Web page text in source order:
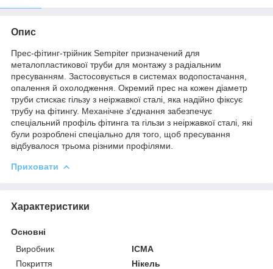
Опис
Прес-фітинг-трійник Sempiter призначений для
металопластикової труби для монтажу з радіальним
пресуванням. Застосовується в системах водопостачання,
опалення й охолодження. Окремий прес на кожен діаметр
труби стискає гільзу з неіржавкої сталі, яка надійно фіксує
трубу на фітингу. Механічне з'єднання забезпечує
спеціальний профіль фітинга та гільзи з неіржавкої сталі, які
були розроблені спеціально для того, щоб пресування
відбувалося трьома різними профілями.
Приховати
Характеристики
Основні
Виробник
ICMA
Покриття
Нікель